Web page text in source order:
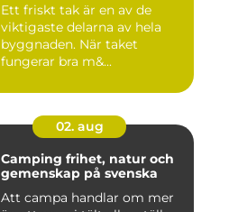
Ett friskt tak är en av de
viktigaste delarna av hela
byggnaden. När taket
fungerar bra m&...
02. aug
Camping frihet, natur och
gemenskap på svenska
Att campa handlar om mer